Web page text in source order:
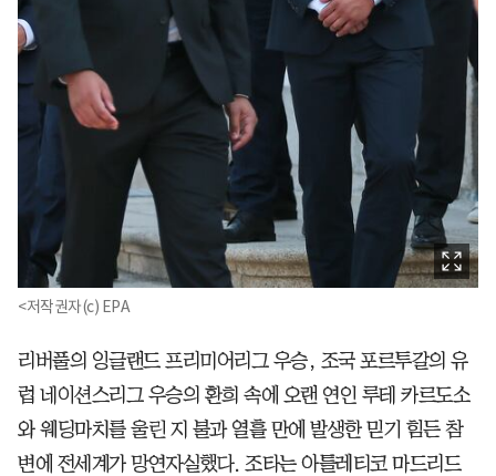
<저작권자(c) EPA
리버풀의 잉글랜드 프리미어리그 우승, 조국 포르투갈의 유
럽 네이션스리그 우승의 환희 속에 오랜 연인 루테 카르도소
와 웨딩마치를 울린 지 불과 열흘 만에 발생한 믿기 힘든 참
변에 전세계가 망연자실했다. 조타는 아틀레티코 마드리드